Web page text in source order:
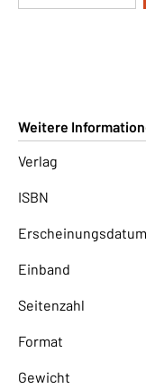
Weitere
Verlag
ISBN
Erscheinungsdatum
Einband
Seitenzahl
Format
Gewicht